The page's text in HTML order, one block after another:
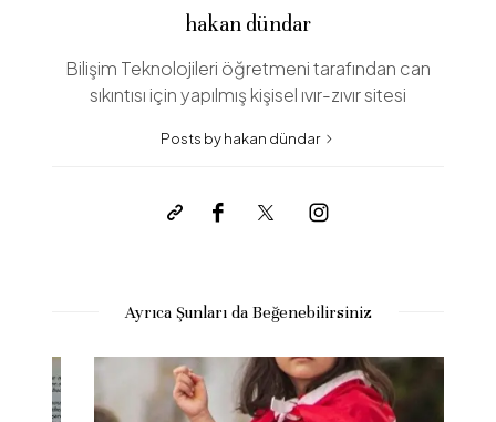
hakan dündar
Bilişim Teknolojileri öğretmeni tarafından can
sıkıntısı için yapılmış kişisel ıvır-zıvır sitesi
Posts by hakan dündar
Ayrıca Şunları da Beğenebilirsiniz